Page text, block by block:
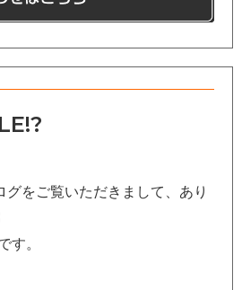
をご覧いただきまして、あり
す。